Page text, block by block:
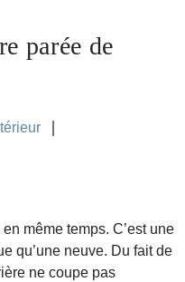
parée de
même temps. C’est une
qu’une neuve. Du fait de
ne coupe pas